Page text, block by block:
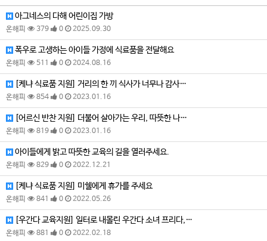
아그네스의 다해 어린이집 가방
온해피 379 0 2025.09.30
폭우로 고생하는 아이들 가정에 식료품을 전달해요
온해피 511 0 2024.08.16
[케냐 식료품 지원] 거리의 한 끼 식사가 너무나 감사…
온해피 854 0 2023.01.16
[어르신 반찬 지원] 더불어 살아가는 우리, 따뜻한 나…
온해피 819 0 2023.01.16
아이들에게 밝고 따뜻한 교육의 길을 열러주세요.
온해피 829 0 2022.12.21
[케냐 식료품 지원] 미쉘에게 휴가를 주세요
온해피 841 0 2022.05.26
[우간다 교육지원] 일터로 내몰린 우간다 소녀 프리다,…
온해피 881 0 2022.02.18